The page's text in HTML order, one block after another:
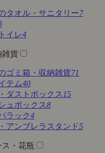
タオル・サニタリー7
イレ4
雑貨
ゴミ箱・収納雑貨71
テム40
ダストボックス 15
ュボックス8
ラック4
アンブレラスタンド5
ス・花瓶